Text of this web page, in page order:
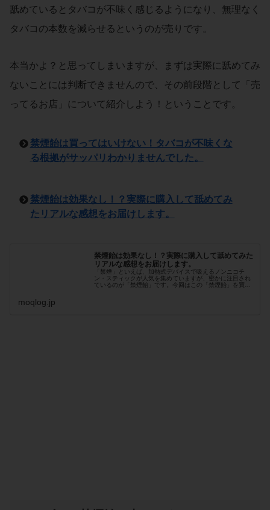
舐めているとタバコが不味く感じるようになり、無理なく
タバコの本数を減らせるというのが売りです。
本当かよ？と思ってしまいますが、まずは実際に舐めてみ
ないことには判断できませんので、その前段階として「売
ってるお店」について紹介しよう！ということです。
禁煙飴は買ってはいけない！タバコが不味くな
る根拠がサッパリわかりませんでした。
禁煙飴は効果なし！？実際に購入して舐めてみ
たリアルな感想をお届けします。
禁煙飴は効果なし！？実際に購入して舐めてみた
リアルな感想をお届けします。
「禁煙」といえば、加熱式デバイスで吸えるノンニコチ
ン・スティックが人気を集めていますが、密かに注目され
ているのが「禁煙飴」です。今回はこの「禁煙飴」を買っ
moqlog.jp